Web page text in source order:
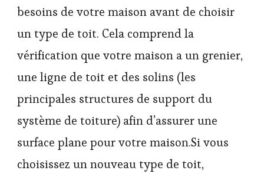
besoins de votre maison avant de choisir
un type de toit. Cela comprend la
vérification que votre maison a un grenier,
une ligne de toit et des solins (les
principales structures de support du
système de toiture) afin d’assurer une
surface plane pour votre maison.Si vous
choisissez un nouveau type de toit,